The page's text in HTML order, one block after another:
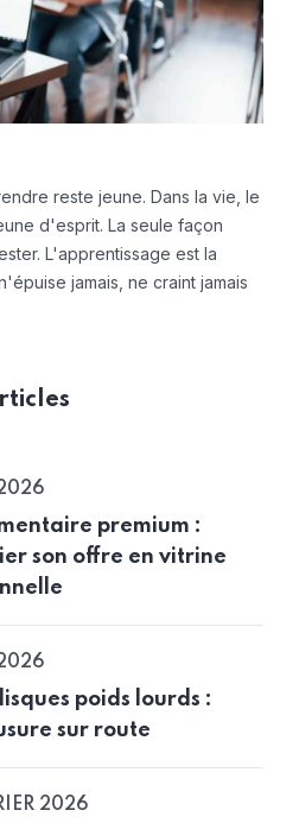
reste jeune. Dans la vie, le
d'esprit. La seule façon
L'apprentissage est la
jamais, ne craint jamais
premium :
son offre en vitrine
poids lourds :
sur route
2026